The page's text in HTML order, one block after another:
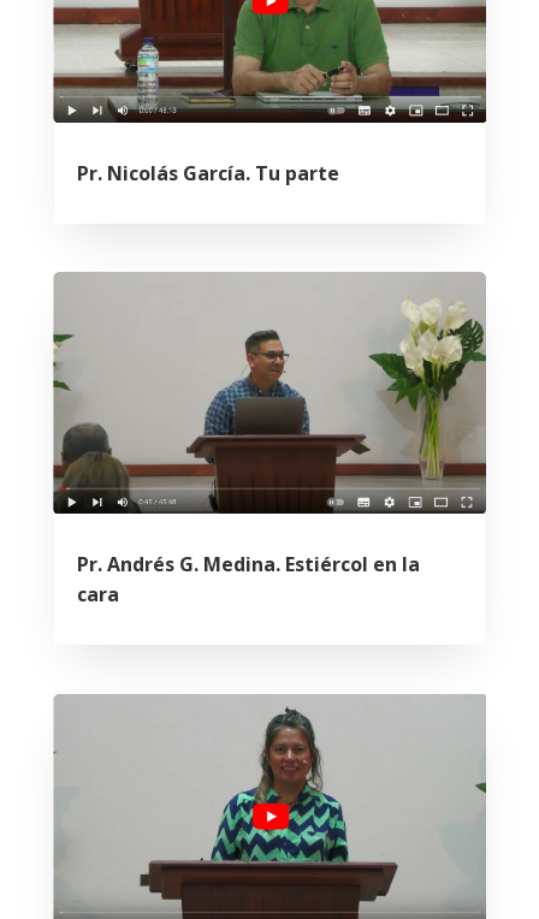
Pr. Nicolás García. Tu parte
Pr. Andrés G. Medina. Estiércol en la
cara